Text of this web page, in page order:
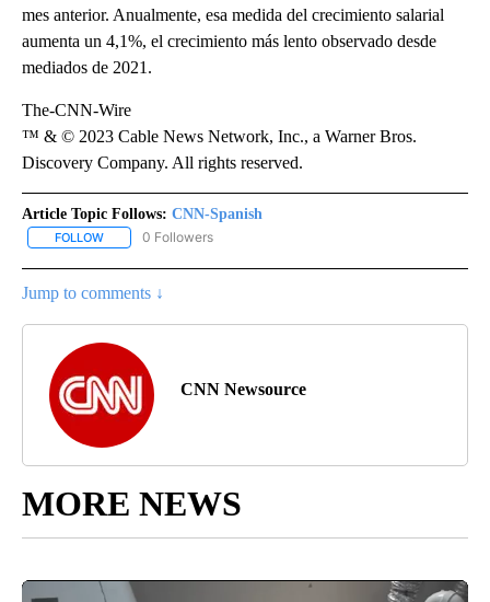
mes anterior. Anualmente, esa medida del crecimiento salarial
aumenta un 4,1%, el crecimiento más lento observado desde
mediados de 2021.
The-CNN-Wire
™ & © 2023 Cable News Network, Inc., a Warner Bros.
Discovery Company. All rights reserved.
Article Topic Follows: CNN-Spanish
FOLLOW FOLLOW "CNN-SPANISH" TO RECEIVE NOTIFICATIONS ABOUT
0 Followers
Jump to comments ↓
CNN Newsource
MORE NEWS